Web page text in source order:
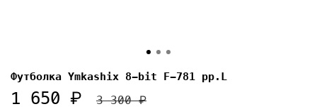
Футболка Ymkashix 8-bit F-781 pp.L
1 650 ₽ 3 300 ₽